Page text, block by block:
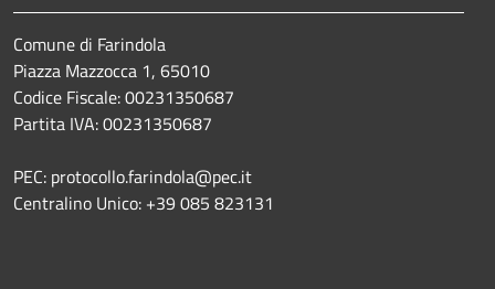
Comune di Farindola
Piazza Mazzocca 1, 65010
Codice Fiscale: 00231350687
Partita IVA: 00231350687
PEC: protocollo.farindola@pec.it
Centralino Unico: +39 085 823131